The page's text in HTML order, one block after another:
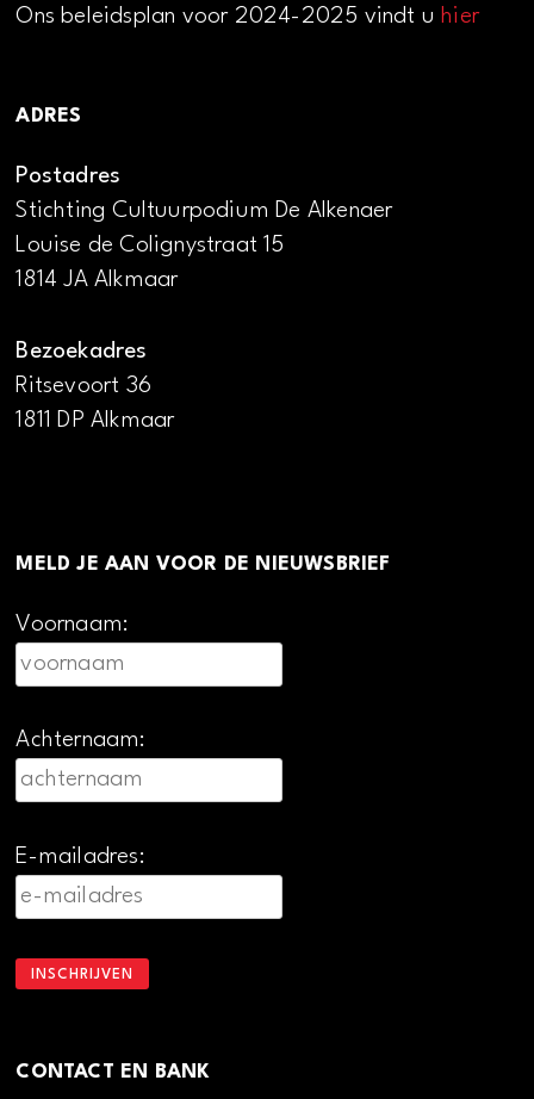
Ons beleidsplan voor 2024-2025 vindt uhier
ADRES
Postadres
Stichting Cultuurpodium De Alkenaer
Louise de Colignystraat 15
1814 JA Alkmaar
Bezoekadres
Ritsevoort 36
1811 DP Alkmaar
MELD JE AAN VOOR DE NIEUWSBRIEF
Voornaam:
Achternaam:
E-mailadres:
CONTACT EN BANK